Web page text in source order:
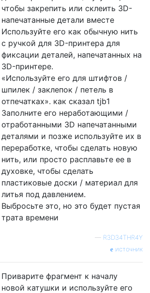
чтобы закрепить или склеить 3D-
напечатанные детали вместе
Используйте его как обычную нить
с ручкой для 3D-принтера для
фиксации деталей, напечатанных на
3D-принтере.
«Используйте его для штифтов /
шпилек / заклепок / петель в
отпечатках». как сказал tjb1
Заполните его неработающими /
отработанными 3D напечатанными
деталями и позже используйте их в
переработке, чтобы сделать новую
нить, или просто расплавьте ее в
духовке, чтобы сделать
пластиковые доски / материал для
литья под давлением.
Выбросьте это, но это будет пустая
трата времени
— R3D34THR4Y
источник
Приварите фрагмент к началу
новой катушки и используйте его